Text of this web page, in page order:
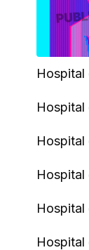
Hospital
Hospital
Hospital
Hospital
Hospital
Hospital